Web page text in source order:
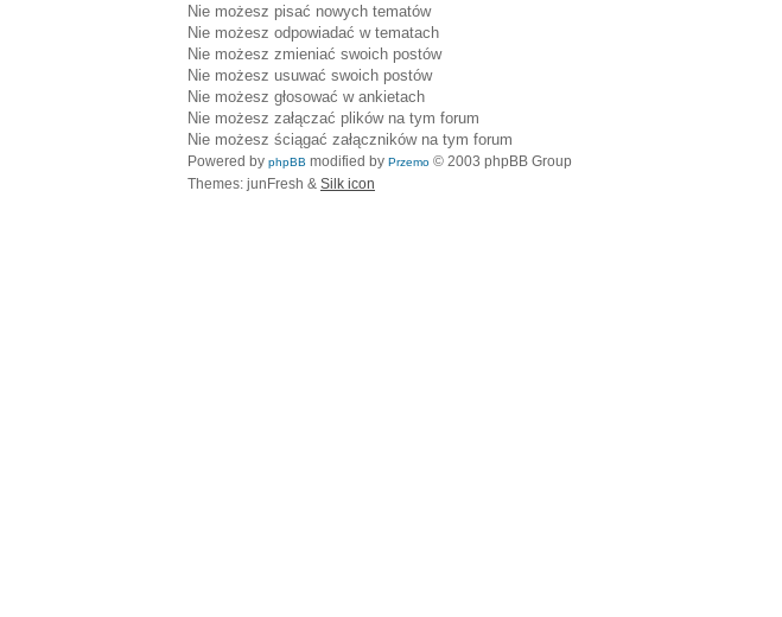
Nie możesz pisać nowych tematów
Nie możesz odpowiadać w tematach
Nie możesz zmieniać swoich postów
Nie możesz usuwać swoich postów
Nie możesz głosować w ankietach
Nie możesz załączać plików na tym forum
Nie możesz ściągać załączników na tym forum
Powered by phpBB modified by Przemo © 2003 phpBB Group
Themes: junFresh & Silk icon